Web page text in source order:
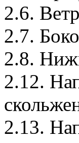
2.6.
2.7.
2.8.
2.12.
2.13.